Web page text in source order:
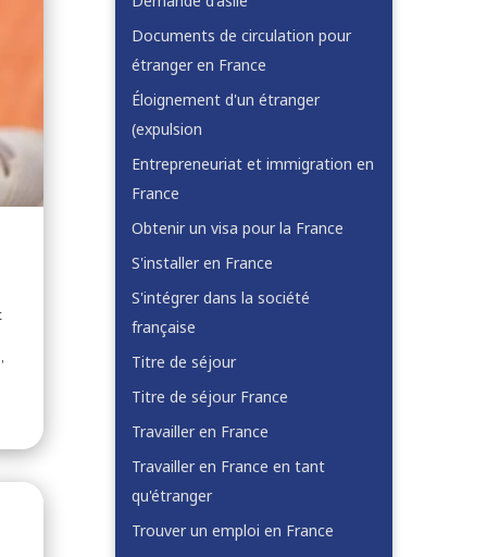
Documents de circulation pour
étranger en France
Éloignement d'un étranger
(expulsion
Entrepreneuriat et immigration en
France
Obtenir un visa pour la France
S'installer en France
S'intégrer dans la société
française
Titre de séjour
Titre de séjour France
Travailler en France
Travailler en France en tant
qu'étranger
Trouver un emploi en France